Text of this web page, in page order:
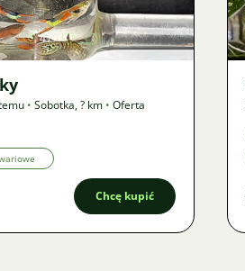
47
• Sobotka,? km • Oferta
Chcę kupić